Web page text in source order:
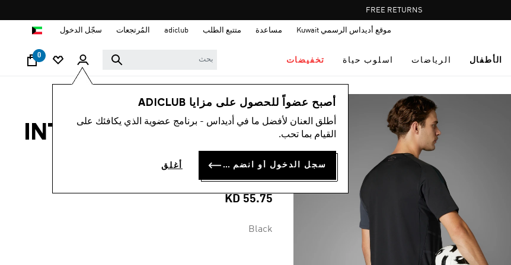
Pause
promotion
FREE RETURNS
موقع أديداس الرسمي Kuwait مساعدة متتبع الطلب adiclub المُرتجعات سجّل الدخول
الأطفال الرياضات اسلوب حياة تخفيضات
0
أصبح عضواً للحصول على مزايا ADICLUB
أطلق العنان لأفضل ما في أديداس - برنامج عضوية الذي يكافئك على
القيام بما تحب.
سجل الدخول أو انضم الآن أغلق
الرجال ملابس
قميص INTER MIAMI CF
25/26 AWAY
AUTHENTIC
KD 55.75
Black